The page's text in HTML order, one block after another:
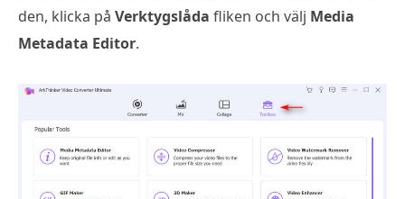
den, klicka på Verktygslåda fliken och välj Media
Metadata Editor.